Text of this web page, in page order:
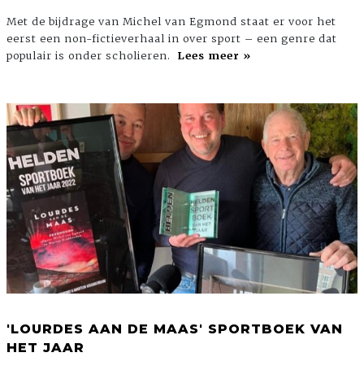
Met de bijdrage van Michel van Egmond staat er voor het
eerst een non-fictieverhaal in over sport – een genre dat
populair is onder scholieren. Lees meer »
'LOURDES AAN DE MAAS' SPORTBOEK VAN
HET JAAR